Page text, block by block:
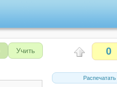
Учить 0
Распечатать